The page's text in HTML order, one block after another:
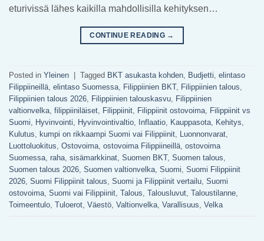
eturivissä lähes kaikilla mahdollisilla kehityksen…
CONTINUE READING →
Posted in Yleinen Tagged BKT asukasta kohden, Budjetti, elintaso
Filippiineillä, elintaso Suomessa, Filippiinien BKT, Filippiinien talous,
Filippiinien talous 2026, Filippiinien talouskasvu, Filippiinien
valtionvelka, filippiiniläiset, Filippiinit, Filippiinit ostovoima, Filippiinit vs
Suomi, Hyvinvointi, Hyvinvointivaltio, Inflaatio, Kauppasota, Kehitys,
Kulutus, kumpi on rikkaampi Suomi vai Filippiinit, Luonnonvarat,
Luottoluokitus, Ostovoima, ostovoima Filippiineillä, ostovoima
Suomessa, raha, sisämarkkinat, Suomen BKT, Suomen talous,
Suomen talous 2026, Suomen valtionvelka, Suomi, Suomi Filippiinit
2026, Suomi Filippiinit talous, Suomi ja Filippiinit vertailu, Suomi
ostovoima, Suomi vai Filippiinit, Talous, Talousluvut, Taloustilanne,
Toimeentulo, Tuloerot, Väestö, Valtionvelka, Varallisuus, Velka